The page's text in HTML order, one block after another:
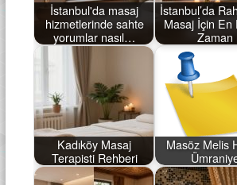
İstanbul'da masaj
hizmetlerinde sahte
yorumlar nasıl…
İstanbul’da
Masaj İçin En
Zaman
Kadıköy Masaj
Terapisti Rehberi
Masöz Melis